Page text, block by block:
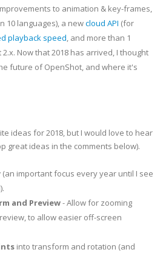
to animation & key-frames,
10 languages), a newcloud API (for
playback speed, and more than 1
Now that 2018 has arrived, I thought
future of OpenShot, and where it's
ideas for 2018, but I would love to hear
great ideas in the comments below).
(an important focus every year until I see
and Preview- Allow for zooming
to allow easier off-screen
into transform and rotation (and